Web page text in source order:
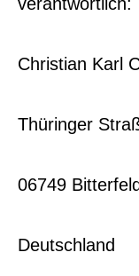
Christian Karl
Thüringer
06749 Bitterfeld
Deutschland